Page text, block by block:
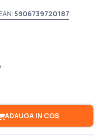
5906739720187
ADAUGA IN COS